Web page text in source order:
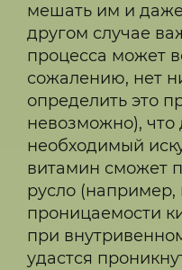
мешать им и
другом случае
процесса может
сожалению, нет
определить это
невозможно), что
необходимый
витамин сможет
русло
проницаемости
при
удастся